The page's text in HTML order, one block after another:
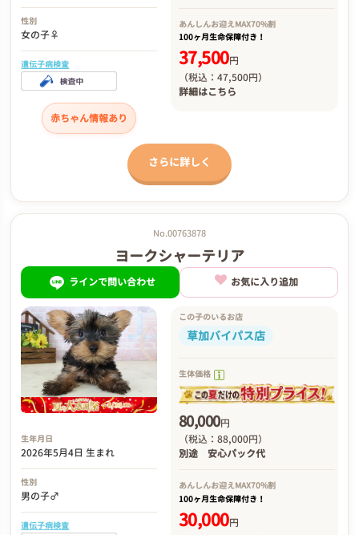
性別
女の子♀
遺伝子病検査
赤ちゃん情報あり
あんしんお迎え MAX70%割
100ヶ月生命保障付き！
37,500円
（税込：47,500円）
詳細はこちら
さらに詳しく
No.00763878
ヨークシャーテリア
ラインで問い合わせ お気に入り追加
生年月日
2026年5月4日 生まれ
性別
男の子♂
遺伝子病検査
この子のいるお店
草加バイパス店
生体価格
80,000円
（税込：88,000円）
別途 安心パック代
あんしんお迎えMAX70%割
100ヶ月生命保障付き！
30,000円